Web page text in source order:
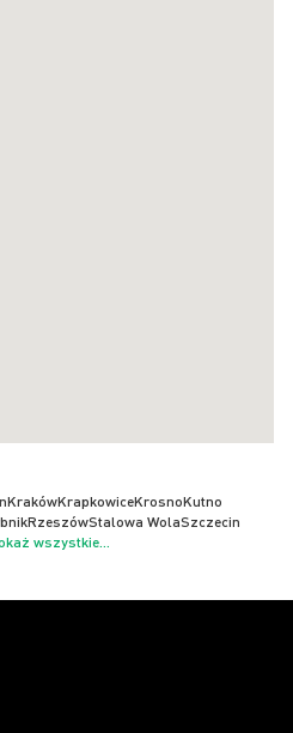
KrakówKrapkowiceKrosnoKutno
RzeszówStalowa WolaSzczecin
wszystkie...